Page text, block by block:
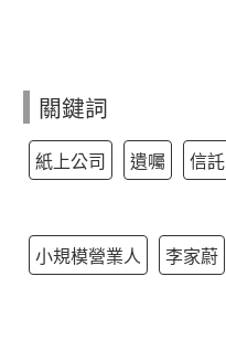
關鍵詞
紙上公司 遺囑 信託
小規模營業人 李家蔚